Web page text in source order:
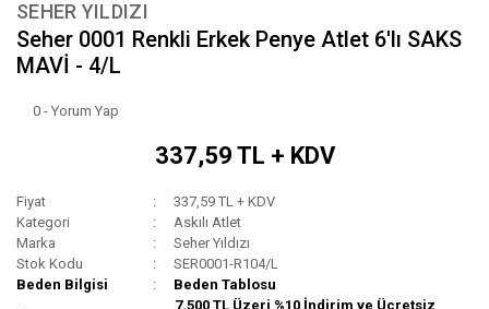
SEHER YILDIZI
Seher 0001 Renkli Erkek Penye Atlet 6'lı SAKS
MAVİ - 4/L
0 - Yorum Yap
337,59 TL + KDV
Fiyat
337,59 TL + KDV
Kategori
Askılı Atlet
Marka
Seher Yıldızı
Stok Kodu
SER0001-R104/L
Beden Bilgisi
Beden Tablosu
7.500 TL Üzeri %10 İndirim ve Ücretsiz